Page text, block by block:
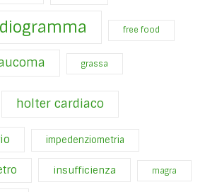
free food
grassa
holter cardiaco
impedenziometria
insufficienza magra